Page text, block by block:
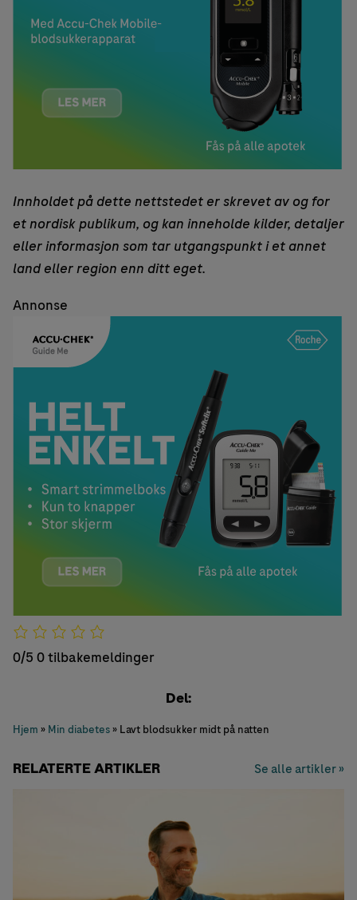
Innholdet på dette nettstedet er skrevet av og for
et nordisk publikum, og kan inneholde kilder, detaljer
eller informasjon som tar utgangspunkt i et annet
land eller region enn ditt eget.
Annonse
0/5 0 tilbakemeldinger
Del:
Hjem » Min diabetes» Lavt blodsukker midt på natten
RELATERTE ARTIKLER Se alle artikler »